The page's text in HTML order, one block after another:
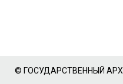
© ГОСУДАРСТВЕННЫЙ